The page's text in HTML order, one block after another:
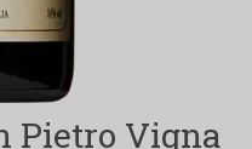
Pietro Vigna